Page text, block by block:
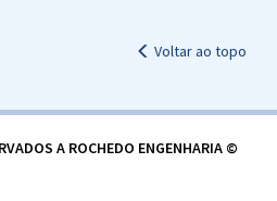
Voltar ao topo
A ROCHEDO ENGENHARIA ©